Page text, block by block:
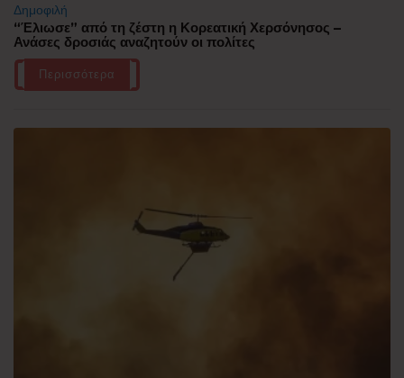
Δημοφιλή
“Έλιωσε” από τη ζέστη η Κορεατική Χερσόνησος –
Ανάσες δροσιάς αναζητούν οι πολίτες
Περισσότερα